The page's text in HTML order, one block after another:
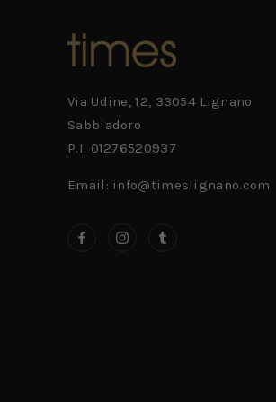
Via Udine, 12, 33054 Lignano
Sabbiadoro
P.I. 01276520937
Email: info@timeslignano.com